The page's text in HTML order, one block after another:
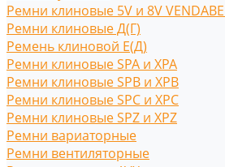
Ремни клиновые 5V и 8V
Ремни клиновые Д(Г)
Ремень клиновой Е(Д)
Ремни клиновые SPA и XPA
Ремни клиновые SPB и XPB
Ремни клиновые SPC и XPC
Ремни клиновые SPZ и XPZ
Ремни вариаторные
Ремни вентиляторные